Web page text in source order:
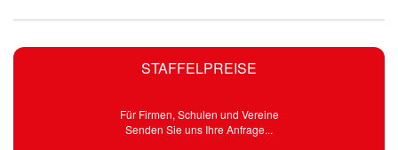
STAFFELPREISE
Für Firmen, Schulen und Vereine
Senden Sie uns Ihre Anfrage...